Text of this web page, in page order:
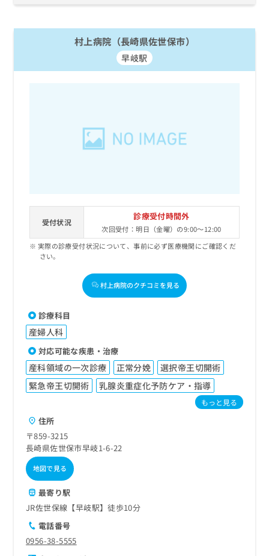
村上病院（長崎県佐世保市）
早岐駅
受付状況
診療受付時間外
次回受付：明日（金曜）の9:00～12:00
実際の診療受付状況について、事前に必ず医療機関にご確認くだ
さい。
村上病院のクチコミを見る
診療科目
産婦人科
対応可能な疾患・治療
産科領域の一次診療 正常分娩
選択帝王切開術
緊急帝王切開術
乳腺炎重症化予防ケア・指導
もっと見る
住所
〒859-3215
長崎県佐世保市早岐1-6-22
地図で見る
最寄り駅
JR佐世保線【早岐駅】徒歩10分
電話番号
0956-38-5555